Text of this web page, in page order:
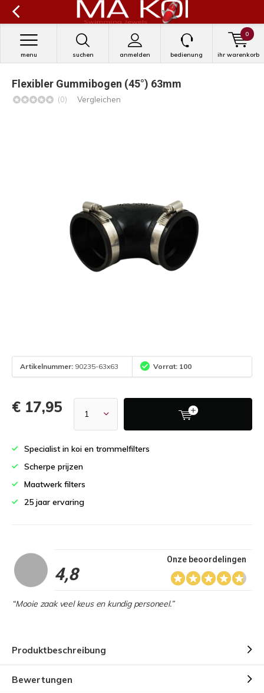
suchen anmelden
menu bedienung ihr warenkorb
0
Flexibler Gummibogen (45°) 63mm
(0) Vergleichen
Artikelnummer: 90235-63x63 Vorrat: 100
€ 17,95
Specialist in koi en trommelfilters
Scherpe prijzen
Maatwerk filters
25 jaar ervaring
4,8
Onze beoordelingen
“Mooie zaak veel keus en kundig personeel.”
Produktbeschreibung
Bewertungen